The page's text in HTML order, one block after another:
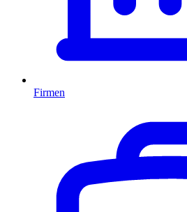
Firmen